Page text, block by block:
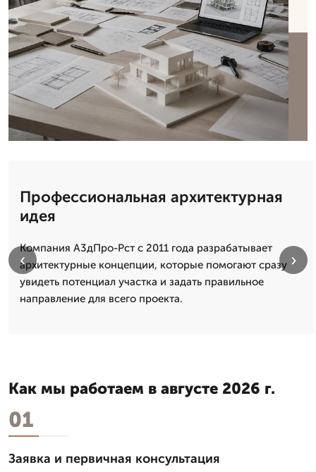
Профессиональная архитектурная
идея
Компания А3дПро-Рст с 2011 года разрабатывает
архитектурные концепции, которые помогают сразу
увидеть потенциал участка и задать правильное
направление для всего проекта.
‹ ›
Как мы работаем в августе 2026 г.
01
Заявка и первичная консультация